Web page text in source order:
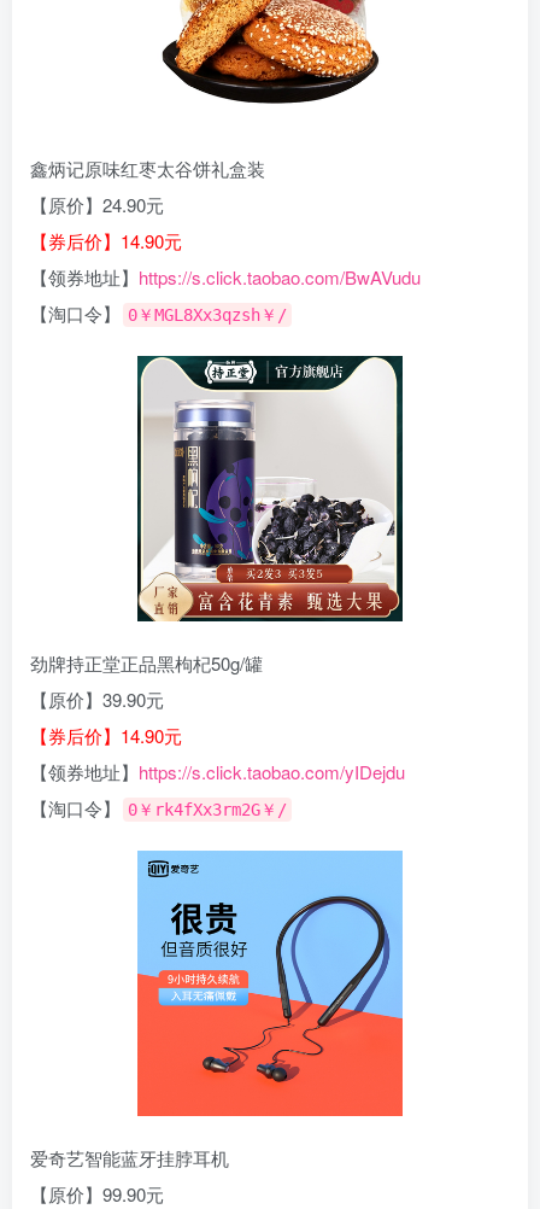
鑫炳记原味红枣太谷饼礼盒装
【原价】24.90元
【券后价】14.90元
【领券地址】 https://s.click.taobao.com/BwAVudu
【淘口令】
0￥MGL8Xx3qzsh￥/
劲牌持正堂正品黑枸杞50g/罐
【原价】39.90元
【券后价】14.90元
【领券地址】 https://s.click.taobao.com/yIDejdu
【淘口令】
0￥rk4fXx3rm2G￥/
爱奇艺智能蓝牙挂脖耳机
【原价】99.90元